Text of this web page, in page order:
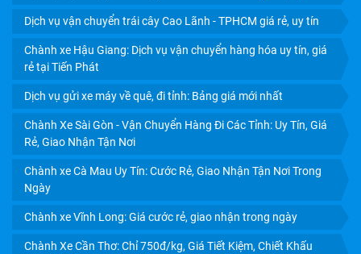
Dịch vụ vận chuyển trái cây Cao Lãnh - TPHCM giá rẻ, uy tín
Chành xe Hậu Giang: Dịch vụ vận chuyển hàng hóa uy tín, giá
rẻ tại Tiến Phát
Dịch vụ gửi xe máy về quê, đi tỉnh: Bảng giá mới nhất
Chành Xe Sài Gòn - Vận Chuyển Hàng Đi Các Tỉnh: Uy Tín, Giá
Rẻ, Giao Nhận Tận Nơi
Chành xe Cà Mau Uy Tín: Cước Rẻ, Giao Nhận Tận Nơi Trong
Ngày
Chành xe Vĩnh Long: Giá cước rẻ, giao nhận trong ngày
Chành Xe Cần Thơ: Chỉ 750đ/kg, Giá Tiết Kiệm, Chiết Khấu